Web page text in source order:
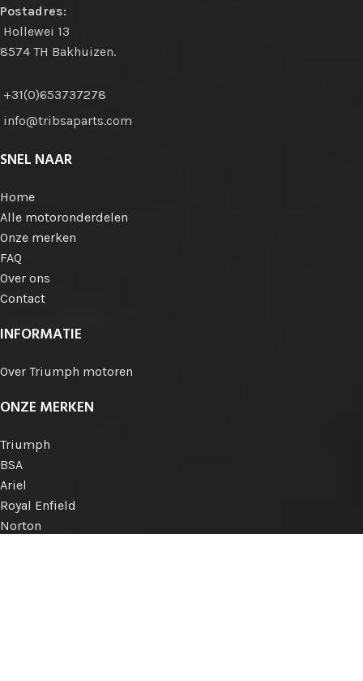
Postadres:
Hollewei 13
8574 TH Bakhuizen.
+31(0)653737278
info@tribsaparts.com
SNEL NAAR
Home
Alle motoronderdelen
Onze merken
FAQ
Over ons
Contact
INFORMATIE
Over Triumph motoren
ONZE MERKEN
Triumph
BSA
Ariel
Royal Enfield
Norton